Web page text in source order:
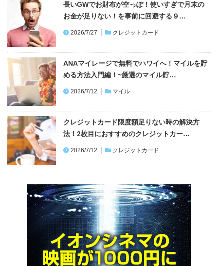
長いGWでお財布が空っぽ！使いすぎで月末の
お金が足りない！を事前に回避する９…
2026/7/27 クレジットカード
ANAマイレージで無料でハワイへ！マイルを貯
める方法入門編！~厳選のマイル貯…
2026/7/12 マイル
クレジットカード限度額足りない時の解決方
法！2枚目におすすめのクレジットカー…
2026/7/12 クレジットカード